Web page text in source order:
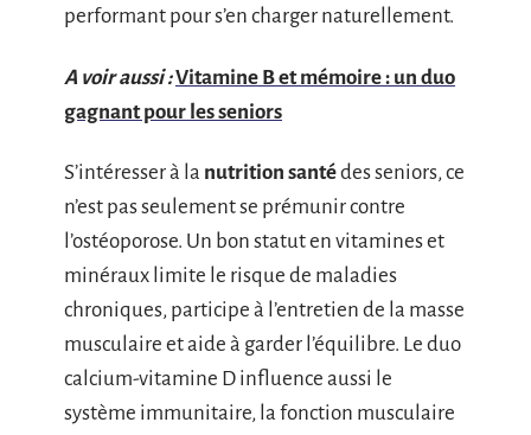
performant pour s’en charger naturellement.
A voir aussi :Vitamine B et mémoire : un duo
gagnant pour les seniors
S’intéresser à la nutrition santédes seniors, ce
n’est pas seulement se prémunir contre
l’ostéoporose. Un bon statut en vitamines et
minéraux limite le risque de maladies
chroniques, participe à l’entretien de la masse
musculaire et aide à garder l’équilibre. Le duo
calcium-vitamine D influence aussi le
système immunitaire, la fonction musculaire